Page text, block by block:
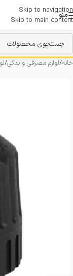
Skip to navigation
Skip to main content
منو
خانه/لوازم مصرفی و یدکی/